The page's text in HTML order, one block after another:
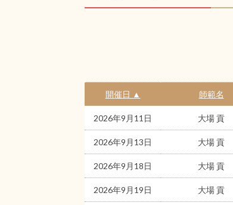
開催日 ▲ 師範名
2026年9月11日 大場 貢
2026年9月13日 大場 貢
2026年9月18日 大場 貢
2026年9月19日 大場 貢